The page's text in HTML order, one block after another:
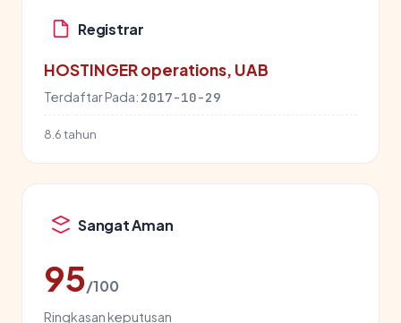
Registrar
HOSTINGER operations, UAB
Terdaftar Pada: 2017-10-29
8.6 tahun
Sangat Aman
95/100
Ringkasan keputusan